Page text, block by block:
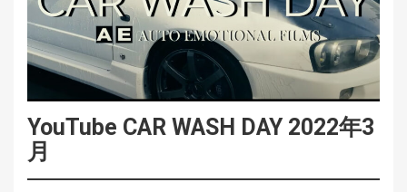
YouTube CAR WASH DAY 2022年3
月